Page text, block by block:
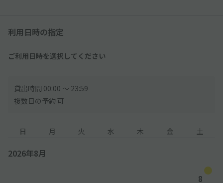
利用日時の指定
ご利用日時を選択してください
貸出時間 00:00 〜 23:59
複数日の予約 可
日 月 火 水 木 金 土
2026年8月
8